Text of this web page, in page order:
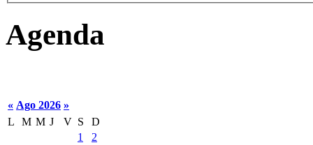
Agenda
« Ago 2026 »
L
M M J V S
D
1
2